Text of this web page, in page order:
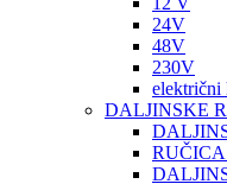
24V
48V
230V
električni
DALJINSKE